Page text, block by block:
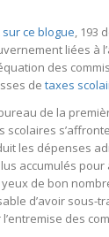
ce blogue, 193
liées à
des
de taxes
de la
les dépenses
accumulés
de bon
d’avoir sous-
des